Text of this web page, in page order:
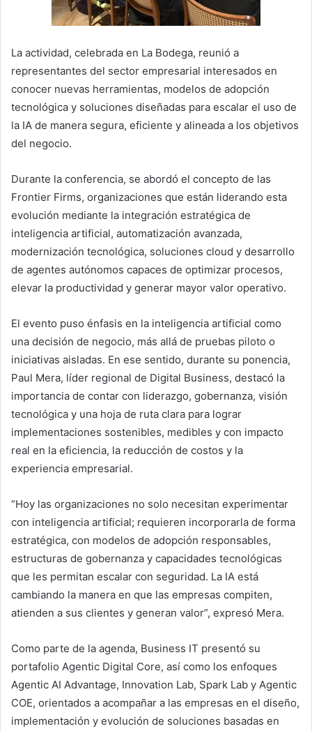
La actividad, celebrada en La Bodega, reunió a
representantes del sector empresarial interesados en
conocer nuevas herramientas, modelos de adopción
tecnológica y soluciones diseñadas para escalar el uso de
la IA de manera segura, eficiente y alineada a los objetivos
del negocio.
Durante la conferencia, se abordó el concepto de las
Frontier Firms, organizaciones que están liderando esta
evolución mediante la integración estratégica de
inteligencia artificial, automatización avanzada,
modernización tecnológica, soluciones cloud y desarrollo
de agentes autónomos capaces de optimizar procesos,
elevar la productividad y generar mayor valor operativo.
El evento puso énfasis en la inteligencia artificial como
una decisión de negocio, más allá de pruebas piloto o
iniciativas aisladas. En ese sentido, durante su ponencia,
Paul Mera, líder regional de Digital Business, destacó la
importancia de contar con liderazgo, gobernanza, visión
tecnológica y una hoja de ruta clara para lograr
implementaciones sostenibles, medibles y con impacto
real en la eficiencia, la reducción de costos y la
experiencia empresarial.
“Hoy las organizaciones no solo necesitan experimentar
con inteligencia artificial; requieren incorporarla de forma
estratégica, con modelos de adopción responsables,
estructuras de gobernanza y capacidades tecnológicas
que les permitan escalar con seguridad. La IA está
cambiando la manera en que las empresas compiten,
atienden a sus clientes y generan valor”, expresó Mera.
Como parte de la agenda, Business IT presentó su
portafolio Agentic Digital Core, así como los enfoques
Agentic AI Advantage, Innovation Lab, Spark Lab y Agentic
COE, orientados a acompañar a las empresas en el diseño,
implementación y evolución de soluciones basadas en